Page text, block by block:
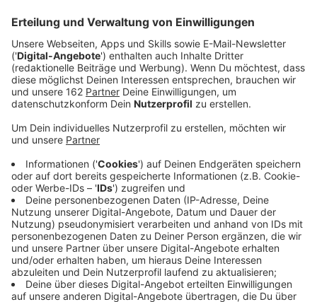
Warum prüft die EASA den Ein-Pilot-Betrieb?
Anzeige
Die europäische Luftaufsicht EASA prüft, ob
Verkehrsflugzeuge zumindest zeitweise nur noch von
einem Kapitän geflogen werden können. Diese Idee
stößt bei den Piloten auf heftige Kritik. Ihre
Gewerkschaft, die Vereinigung Cockpit, sieht vor allem
Sicherheitsprobleme. Denn bisher sitzen im Cockpit
immer Pilot und Co-Pilot, die sich gegenseitig
ergänzen.
Anzeige
Welche Sicherheitsbedenken gibt es?